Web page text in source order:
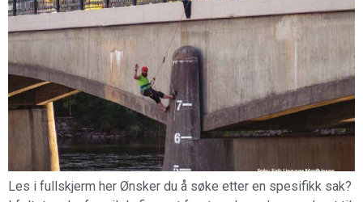
Les i fullskjerm her Ønsker du å søke etter en spesifikk sak?